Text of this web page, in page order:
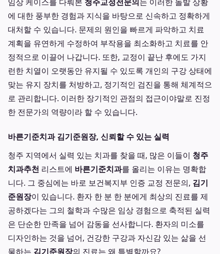
에 대한 풍부한 경험과 지식을 바탕으로 신속하고 정확하게
대처할 수 있습니다. 문제의 원인을 빠르게 파악하고 치료
계획을 유연하게 수정하여 부작용을 최소화하고 치료를 안
정적으로 이끌어 나갑니다. 또한, 교정이 끝난 후에도 가지
런한 치열이 오랫동안 유지될 수 있도록 개인의 구강 상태에
맞는 유지 장치를 처방하고, 정기적인 검진을 통해 체계적으
로 관리합니다. 이러한 장기적인 관점의 접근이야말로 진정
한 전문가의 역량이라 할 수 있습니다.
바른기준치과 김기준원장, 신뢰할 수 있는 실력
청주 지역에서 실력 있는 치과를 찾을 때, 많은 이들이 청주
치과추천 리스트에 바른기준치과를 올리는 이유는 명확합
니다. 그 중심에는 바로 보건복지부 인증 교정 전문의, 김기
준원장이 있습니다. 환자 한 분 한 분에게 최상의 진료를 제
공하겠다는 그의 철학과 수많은 임상 경험으로 축적된 실력
은 단순한 만족을 넘어 감동을 선사합니다. 환자의 미소를
디자인하는 것을 넘어, 건강한 구강과 자신감 있는 삶을 선
물하는 김기준원장의 진료는 왜 특별할까요?